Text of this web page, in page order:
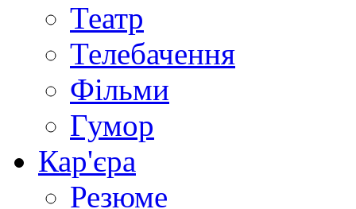
Театр
Телебачення
Фільми
Гумор
Кар'єра
Резюме